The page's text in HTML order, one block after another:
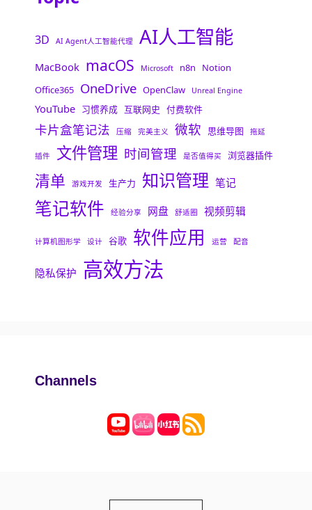
3D AI Agent人工智能代理 AI人工智能
MacBook macOS Microsoft n8n
Notion
Office365 OneDrive OpenClaw Unreal Engine
YouTube 习惯养成 互联网史 付费软件
卡片盒笔记法 压缩 完美主义 微软 思维导图 拖延
插件 文件管理 时间管理 是否值得买 浏览器插件
清单 游戏开发 生产力 知识管理 笔记
笔记软件 经验分享 网盘 舒适圈 视频剪辑
计算机图形学 设计 谷歌 软件应用 运营 配音
隐私保护 高效方法
Channels